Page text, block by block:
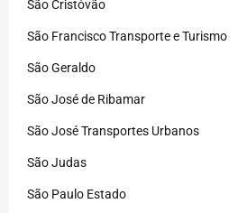
São Cristóvão
São Francisco Transporte e Turismo
São Geraldo
São José de Ribamar
São José Transportes Urbanos
São Judas
São Paulo Estado